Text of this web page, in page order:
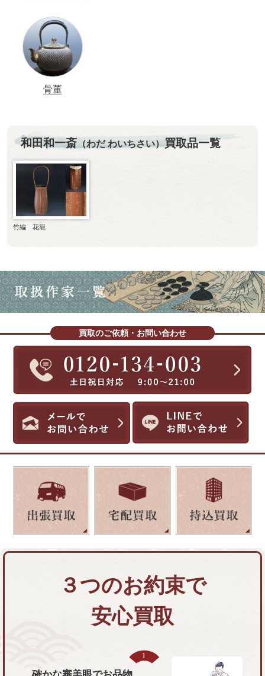
骨董
和田和一斎（わだ わいちさい）買取品一覧
竹編 花籠
買取のご依頼・お問い合わせ
３つのお約束で
安心買取